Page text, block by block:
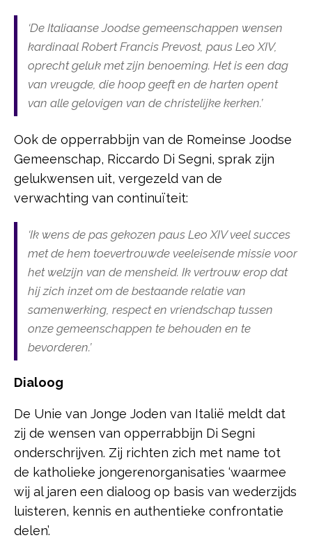
‘De Italiaanse Joodse gemeenschappen wensen
kardinaal Robert Francis Prevost, paus Leo XIV,
oprecht geluk met zijn benoeming. Het is een dag
van vreugde, die hoop geeft en de harten opent
van alle gelovigen van de christelijke kerken.’
Ook de opperrabbijn van de Romeinse Joodse
Gemeenschap, Riccardo Di Segni, sprak zijn
gelukwensen uit, vergezeld van de
verwachting van continuïteit:
‘Ik wens de pas gekozen paus Leo XIV veel succes
met de hem toevertrouwde veeleisende missie voor
het welzijn van de mensheid. Ik vertrouw erop dat
hij zich inzet om de bestaande relatie van
samenwerking, respect en vriendschap tussen
onze gemeenschappen te behouden en te
bevorderen.’
Dialoog
De Unie van Jonge Joden van Italië meldt dat
zij de wensen van opperrabbijn Di Segni
onderschrijven. Zij richten zich met name tot
de katholieke jongerenorganisaties ‘waarmee
wij al jaren een dialoog op basis van wederzijds
luisteren, kennis en authentieke confrontatie
delen’.